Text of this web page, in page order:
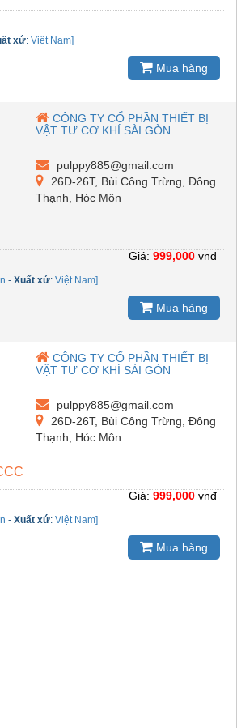
xứ: Việt Nam]
Mua hàng
CÔNG TY CỔ PHẦN THIẾT BỊ
VẬT TƯ CƠ KHÍ SÀI GÒN
pulppy885@gmail.com
26D-26T, Bùi Công Trừng, Đông
Thạnh, Hóc Môn
- Xuất xứ: Việt Nam]
Giá: 999,000 vnđ
Mua hàng
CÔNG TY CỔ PHẦN THIẾT BỊ
VẬT TƯ CƠ KHÍ SÀI GÒN
pulppy885@gmail.com
26D-26T, Bùi Công Trừng, Đông
Thạnh, Hóc Môn
- Xuất xứ: Việt Nam]
Giá: 999,000 vnđ
Mua hàng